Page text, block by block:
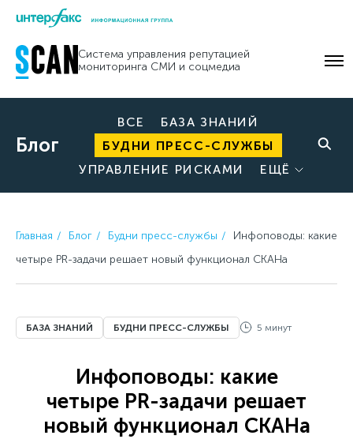
Skip
content
Система управления репутацией
мониторинга СМИ и соцмедиа
Блог
ВСЕ
БАЗА ЗНАНИЙ
БУДНИ ПРЕСС-СЛУЖБЫ
УПРАВЛЕНИЕ РИСКАМИ
ЕЩЁ
Главная Блог Будни пресс-службы
Инфоповоды: какие
четыре PR-задачи решает новый функционал СКАНа
БАЗА ЗНАНИЙ БУДНИ ПРЕСС-СЛУЖБЫ 5 минут
Инфоповоды: какие
четыре PR-задачи решает
новый функционал СКАНа